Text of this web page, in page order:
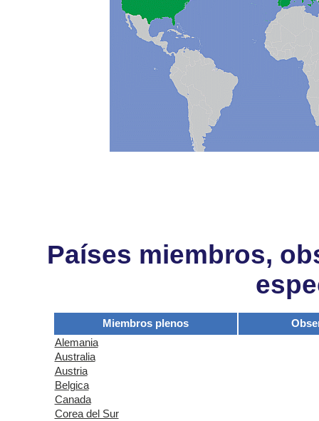
Países miembros,
Miembros plenos
Alemania
Australia
Austria
Belgica
Canada
Corea del Sur